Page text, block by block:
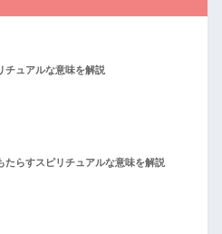
チュアルな意味を解説
たらすスピリチュアルな意味を解説